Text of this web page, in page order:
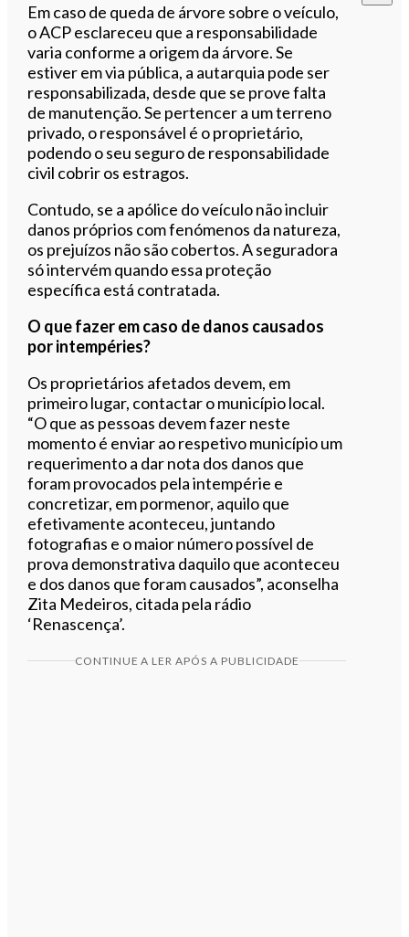
Em caso de queda de árvore sobre o veículo,
o ACP esclareceu que a responsabilidade
varia conforme a origem da árvore. Se
estiver em via pública, a autarquia pode ser
responsabilizada, desde que se prove falta
de manutenção. Se pertencer a um terreno
privado, o responsável é o proprietário,
podendo o seu seguro de responsabilidade
civil cobrir os estragos.
Contudo, se a apólice do veículo não incluir
danos próprios com fenómenos da natureza,
os prejuízos não são cobertos. A seguradora
só intervém quando essa proteção
específica está contratada.
O que fazer em caso de danos causados
por intempéries?
Os proprietários afetados devem, em
primeiro lugar, contactar o município local.
“O que as pessoas devem fazer neste
momento é enviar ao respetivo município um
requerimento a dar nota dos danos que
foram provocados pela intempérie e
concretizar, em pormenor, aquilo que
efetivamente aconteceu, juntando
fotografias e o maior número possível de
prova demonstrativa daquilo que aconteceu
e dos danos que foram causados”, aconselha
Zita Medeiros, citada pela rádio
‘Renascença’.
CONTINUE A LER APÓS A PUBLICIDADE